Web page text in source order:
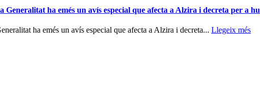
Generalitat ha emés un avís especial que afecta a Alzira i decreta per a hu
ha emés un avís especial que afecta a Alzira i decreta... Llegeix més